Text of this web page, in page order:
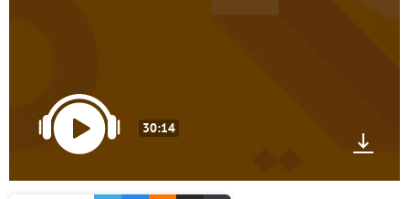
30:14